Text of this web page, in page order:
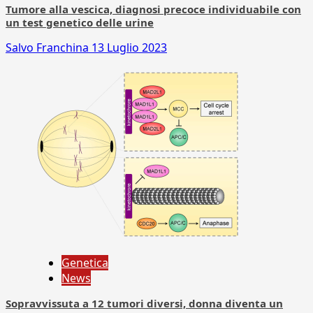
Tumore alla vescica, diagnosi precoce individuabile con
un test genetico delle urine
Salvo Franchina 13 Luglio 2023
Genetica
News
Sopravvissuta a 12 tumori diversi, donna diventa un